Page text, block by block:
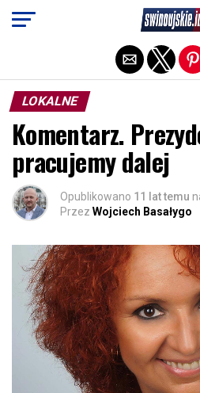
LOKALNE
Komentarz.
pracujemy dalej
Opublikowano 11 lat temu
Przez Wojciech Basałygo
Exit mobile